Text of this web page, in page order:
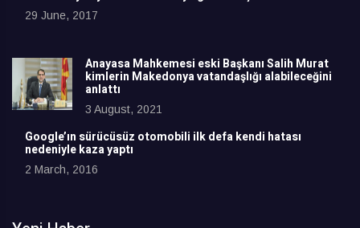
29 June, 2017
Anayasa Mahkemesi eski Başkanı Salih Murat
kimlerin Makedonya vatandaşlığı alabileceğini
anlattı
3 August, 2021
Google’ın sürücüsüz otomobili ilk defa kendi hatası
nedeniyle kaza yaptı
2 March, 2016